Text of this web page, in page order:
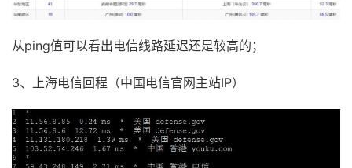
从ping值可以看出电信线路延迟还是较高的；
3、上海电信回程（中国电信官网主站IP）